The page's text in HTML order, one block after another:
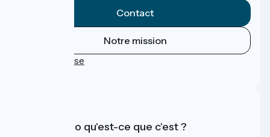
Contact
Notre mission
Espace Presse
Accueil Vélo qu'est-ce que c'est ?